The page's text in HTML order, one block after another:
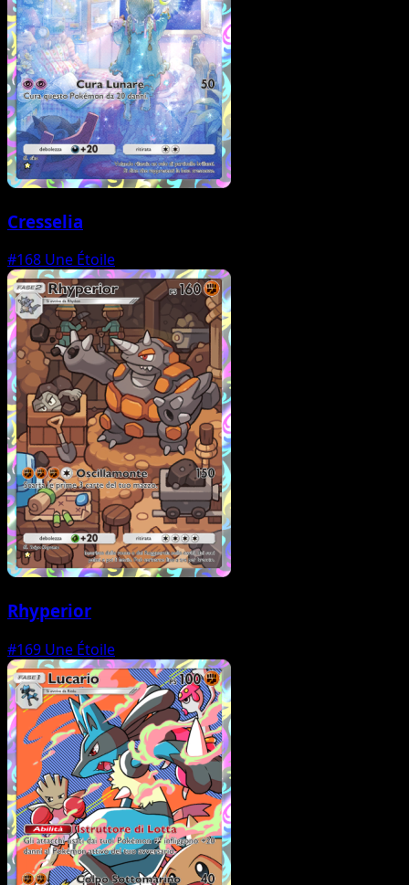
Cresselia
#168 Une Étoile
Rhyperior
#169 Une Étoile